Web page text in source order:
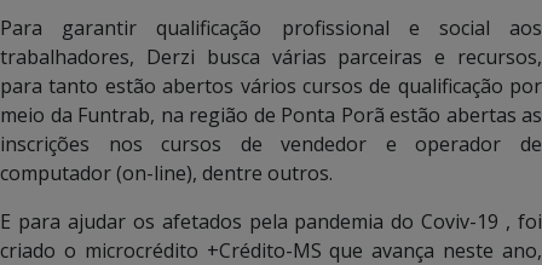
Para garantir qualificação profissional e social aos
trabalhadores, Derzi busca várias parceiras e recursos,
para tanto estão abertos vários cursos de qualificação por
meio da Funtrab, na região de Ponta Porã estão abertas as
inscrições nos cursos de vendedor e operador de
computador (on-line), dentre outros.
E para ajudar os afetados pela pandemia do Coviv-19 , foi
criado o microcrédito +Crédito-MS que avança neste ano,